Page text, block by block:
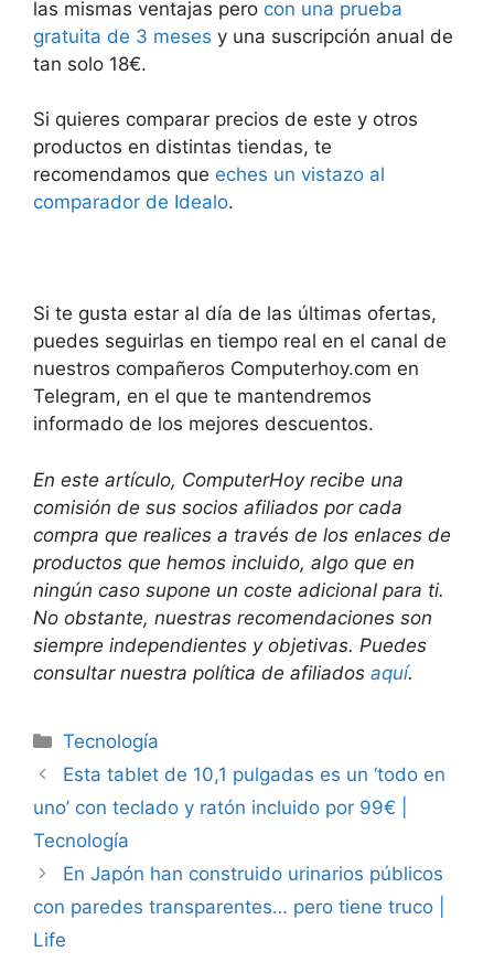
las mismas ventajas pero con una prueba
gratuita de 3 meses y una suscripción anual de
tan solo 18€.
Si quieres comparar precios de este y otros
productos en distintas tiendas, te
recomendamos que eches un vistazo al
comparador de Idealo.
Si te gusta estar al día de las últimas ofertas,
puedes seguirlas en tiempo real en el canal de
nuestros compañeros Computerhoy.com en
Telegram, en el que te mantendremos
informado de los mejores descuentos.
En este artículo, ComputerHoy recibe una
comisión de sus socios afiliados por cada
compra que realices a través de los enlaces de
productos que hemos incluido, algo que en
ningún caso supone un coste adicional para ti.
No obstante, nuestras recomendaciones son
siempre independientes y objetivas. Puedes
consultar nuestra política de afiliados aquí.
Categorías
Tecnología
Esta tablet de 10,1 pulgadas es un ‘todo en
uno’ con teclado y ratón incluido por 99€ |
Tecnología
En Japón han construido urinarios públicos
con paredes transparentes… pero tiene truco |
Life